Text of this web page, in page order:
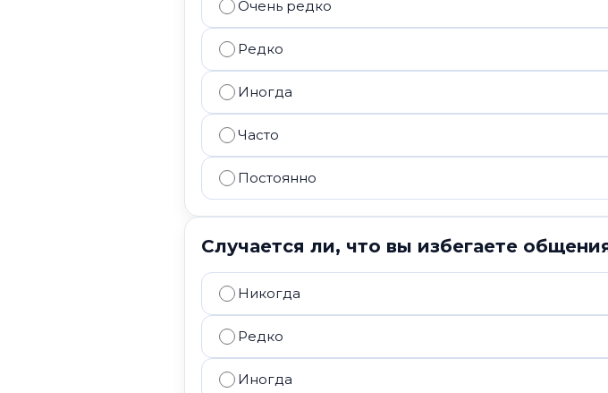
Очень редко
Редко
Иногда
Часто
Постоянно
Случается ли, что вы избегаете
Никогда
Редко
Иногда